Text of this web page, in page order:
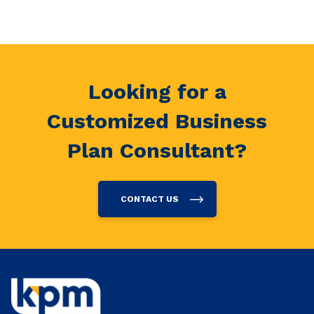
Looking for a
Customized Business
Plan Consultant?
CONTACT US